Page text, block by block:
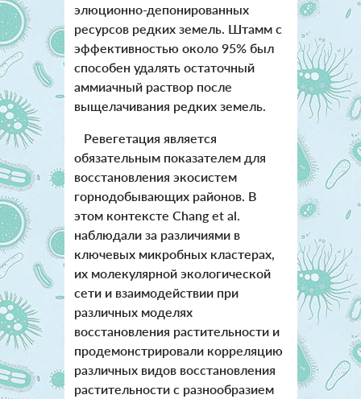
элюционно-депонированных
ресурсов редких земель. Штамм с
эффективностью около 95% был
способен удалять остаточный
аммиачный раствор после
выщелачивания редких земель.
Ревегетация является
обязательным показателем для
восстановления экосистем
горнодобывающих районов. В
этом контексте Chang et al.
наблюдали за различиями в
ключевых микробных кластерах,
их молекулярной экологической
сети и взаимодействии при
различных моделях
восстановления растительности и
продемонстрировали корреляцию
различных видов восстановления
растительности с разнообразием